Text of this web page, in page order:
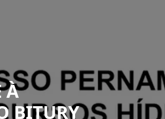
À
BITURY